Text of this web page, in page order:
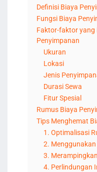
Definisi Biaya
Fungsi Biaya
Faktor-faktor yang
Penyimpanan
Ukuran
Lokasi
Jenis
Durasi Sewa
Fitur Spesial
Rumus Biaya
Tips Menghemat
1. Optimalisasi
2.
3.
4. Perlindungan